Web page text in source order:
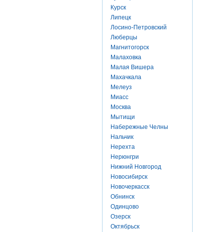
Курск
Липецк
Лосино-Петровский
Люберцы
Магнитогорск
Малаховка
Малая Вишера
Махачкала
Мелеуз
Миасс
Москва
Мытищи
Набережные Челны
Нальчик
Нерехта
Нерюнгри
Нижний Новгород
Новосибирск
Новочеркасск
Обнинск
Одинцово
Озерск
Октябрьск